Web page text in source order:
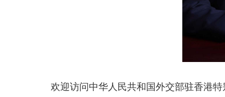
欢迎访问中华人民共和国外交部驻香港